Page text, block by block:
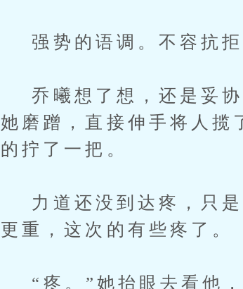
强势的语调。不容抗拒
乔曦想了想，还是妥协
她磨蹭，直接伸手将人揽
的拧了一把。
力道还没到达疼，只是
更重，这次的有些疼了。
“疼。”她抬眼去看他，